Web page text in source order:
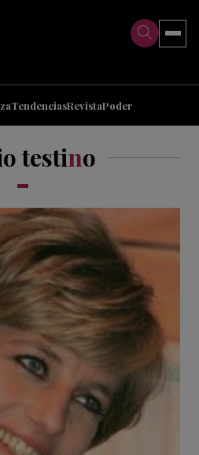
TendenciasRevistaPoder
testino